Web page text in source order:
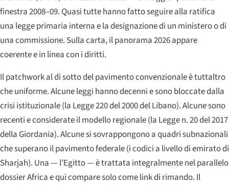
finestra 2008–09. Quasi tutte hanno fatto seguire alla ratifica
una legge primaria interna e la designazione di un ministero o di
una commissione. Sulla carta, il panorama 2026 appare
coerente e in linea con i diritti.
Il patchwork al di sotto del pavimento convenzionale è tuttaltro
che uniforme. Alcune leggi hanno decenni e sono bloccate dalla
crisi istituzionale (la Legge 220 del 2000 del Libano). Alcune sono
recenti e considerate il modello regionale (la Legge n. 20 del 2017
della Giordania). Alcune si sovrappongono a quadri subnazionali
che superano il pavimento federale (i codici a livello di emirato di
Sharjah). Una — l’Egitto — è trattata integralmente nel parallelo
dossier Africa e qui compare solo come link di rimando. Il